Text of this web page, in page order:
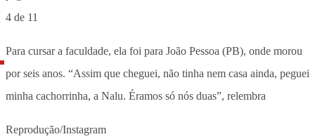
4 de 11
Para cursar a faculdade, ela foi para João Pessoa (PB), onde morou
por seis anos. “Assim que cheguei, não tinha nem casa ainda, peguei
minha cachorrinha, a Nalu. Éramos só nós duas”, relembra
Reprodução/Instagram